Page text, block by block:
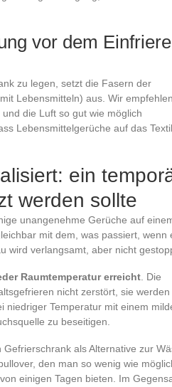
vor dem
zu legen, setzt die Fasern der
Lebensmitteln) aus. Wir
die Luft so gut wie möglich
Lebensmittelgerüche auf das Textil
ein
werden sollte
unangenehme Gerüche auf
mit dem, was passiert, wenn
wird verlangsamt, aber nicht
Raumtemperatur erreicht. Die
nicht zerstört, sie werden
niedriger Temperatur mit einem
zu beseitigen.
als Alternative zur
den man so wenig wie
einigen Tagen bieten. Im